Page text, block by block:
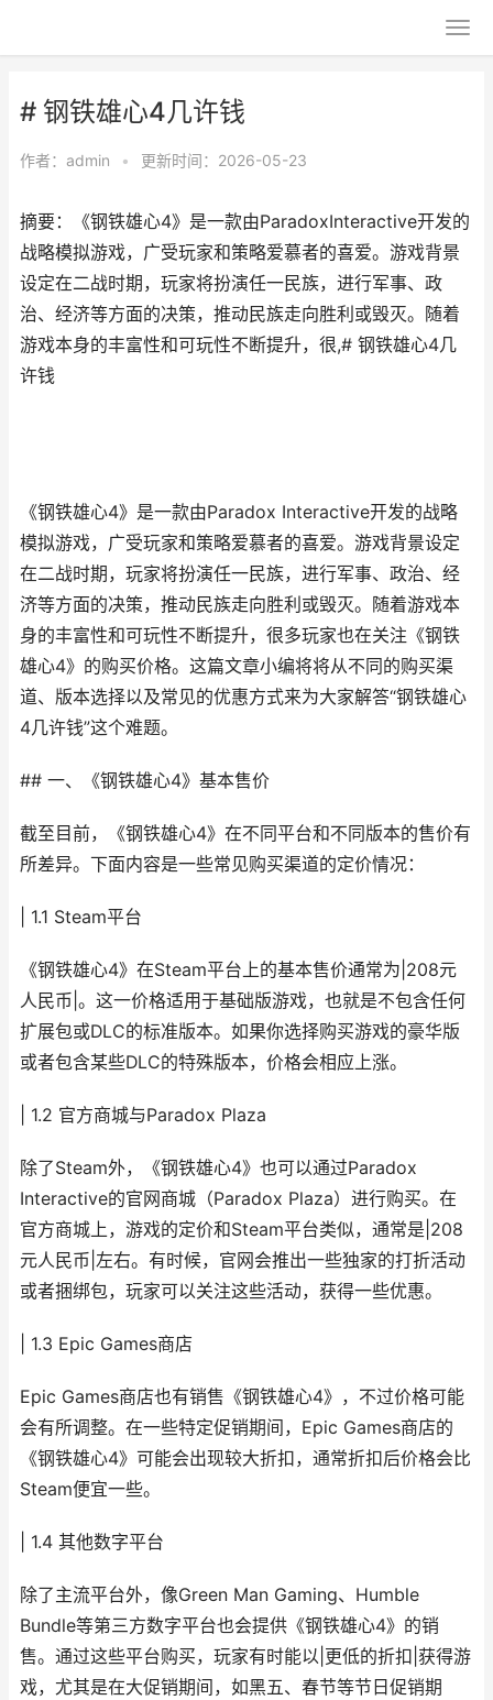
# 钢铁雄心4几许钱
作者： admin • 更新时间：2026-05-23
摘要：《钢铁雄心4》是一款由ParadoxInteractive开发的
战略模拟游戏，广受玩家和策略爱慕者的喜爱。游戏背景
设定在二战时期，玩家将扮演任一民族，进行军事、政
治、经济等方面的决策，推动民族走向胜利或毁灭。随着
游戏本身的丰富性和可玩性不断提升，很,# 钢铁雄心4几
许钱
《钢铁雄心4》是一款由Paradox Interactive开发的战略
模拟游戏，广受玩家和策略爱慕者的喜爱。游戏背景设定
在二战时期，玩家将扮演任一民族，进行军事、政治、经
济等方面的决策，推动民族走向胜利或毁灭。随着游戏本
身的丰富性和可玩性不断提升，很多玩家也在关注《钢铁
雄心4》的购买价格。这篇文章小编将将从不同的购买渠
道、版本选择以及常见的优惠方式来为大家解答“钢铁雄心
4几许钱”这个难题。
## 一、《钢铁雄心4》基本售价
截至目前，《钢铁雄心4》在不同平台和不同版本的售价有
所差异。下面内容是一些常见购买渠道的定价情况：
| 1.1 Steam平台
《钢铁雄心4》在Steam平台上的基本售价通常为|208元
人民币|。这一价格适用于基础版游戏，也就是不包含任何
扩展包或DLC的标准版本。如果你选择购买游戏的豪华版
或者包含某些DLC的特殊版本，价格会相应上涨。
| 1.2 官方商城与Paradox Plaza
除了Steam外，《钢铁雄心4》也可以通过Paradox
Interactive的官网商城（Paradox Plaza）进行购买。在
官方商城上，游戏的定价和Steam平台类似，通常是|208
元人民币|左右。有时候，官网会推出一些独家的打折活动
或者捆绑包，玩家可以关注这些活动，获得一些优惠。
| 1.3 Epic Games商店
Epic Games商店也有销售《钢铁雄心4》，不过价格可能
会有所调整。在一些特定促销期间，Epic Games商店的
《钢铁雄心4》可能会出现较大折扣，通常折扣后价格会比
Steam便宜一些。
| 1.4 其他数字平台
除了主流平台外，像Green Man Gaming、Humble
Bundle等第三方数字平台也会提供《钢铁雄心4》的销
售。通过这些平台购买，玩家有时能以|更低的折扣|获得游
戏，尤其是在大促销期间，如黑五、春节等节日促销期